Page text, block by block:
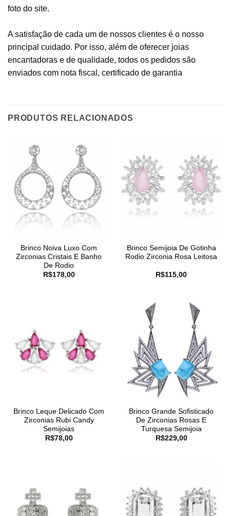
foto do site.
A satisfação de cada um de nossos clientes é o nosso
principal cuidado. Por isso, além de oferecer joias
encantadoras e de qualidade, todos os pedidos são
enviados com nota fiscal, certificado de garantia
PRODUTOS RELACIONADOS
Brinco Noiva Luxo Com
Zirconias Cristais E Banho
De Rodio
R$178,00
Brinco Semijoia De Gotinha
Rodio Zirconia Rosa Leitosa
R$115,00
Brinco Leque Delicado Com
Zirconias Rubi Candy
Semijoias
R$78,00
Brinco Grande Sofisticado
De Zirconias Rosas E
Turquesa Semijoia
R$229,00